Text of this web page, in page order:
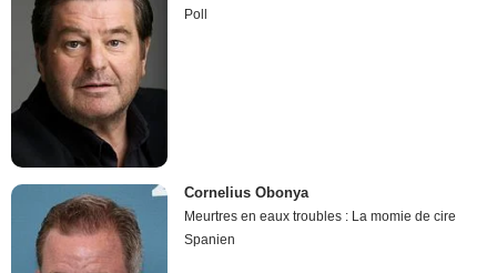
Poll
Cornelius Obonya
Meurtres en eaux troubles : La momie de cire
Spanien